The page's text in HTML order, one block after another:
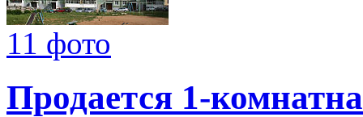
11 фото
Продается 1-